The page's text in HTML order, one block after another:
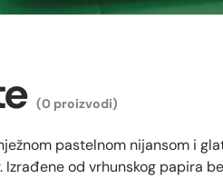
(0 proizvodi)
pastelnom nijansom i
od vrhunskog papira